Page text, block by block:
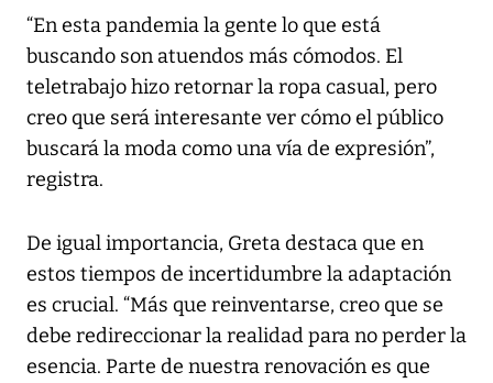
“En esta pandemia la gente lo que está
buscando son atuendos más cómodos. El
teletrabajo hizo retornar la ropa casual, pero
creo que será interesante ver cómo el público
buscará la moda como una vía de expresión”,
registra.
De igual importancia, Greta destaca que en
estos tiempos de incertidumbre la adaptación
es crucial. “Más que reinventarse, creo que se
debe redireccionar la realidad para no perder la
esencia. Parte de nuestra renovación es que